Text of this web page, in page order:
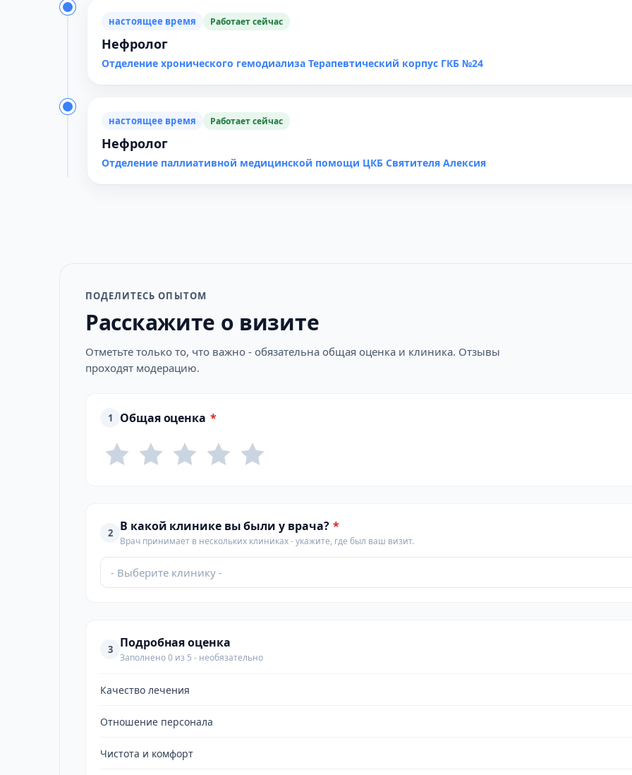
настоящее время Работает сейчас
Нефролог
Отделение хронического гемодиализа Терапевтический корпус ГКБ №24
настоящее время Работает сейчас
Нефролог
Отделение паллиативной медицинской помощи ЦКБ Святителя Алексия
ПОДЕЛИТЕСЬ ОПЫТОМ
Расскажите о визите
Отметьте только то, что важно - обязательна общая оценка и клиника. Отзывы
проходят модерацию.
1 Общая оценка *
2 В какой клинике вы были у врача? *
Врач принимает в нескольких клиниках - укажите, где был ваш визит.
- Выберите клинику -
3 Подробная оценка
Заполнено 0 из 5 - необязательно
Качество лечения
Отношение персонала
Чистота и комфорт